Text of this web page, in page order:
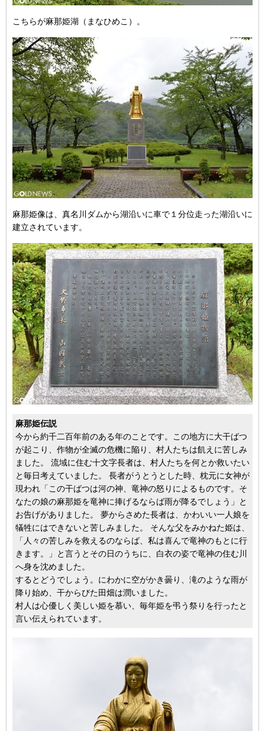
こちらが麻那姫湖（まなひめこ）。
麻那姫像は、真名川ダムから湖沿いに車で１分位走った湖沿いに
建立されています。
麻那姫伝説
今から約千二百年前のある年のことです。この地方に大干ばつ
が起こり、作物が全滅の危機に陥り、村人たちは飢えに苦しみ
ました。 流域に住む十文字長者は、村人たちを何とか救いたい
と毎日考えていました。 長者がうとうとした時、枕元に女神が
現われ「この干ばつは河の神、竜神の怒りによるものです。そ
なたの娘の麻那姫を竜神に捧げるならば雨が降るでしょう」と
お告げがありました。 夢からさめた長者は、かわいい一人娘を
犠牲にはできないと苦しみました。 そんな父をみかねた姫は、
「人々の苦しみを救えるのならば、私は喜んで竜神のもとに行
きます。」と言うとその日のうちに、白衣の姿で竜神の住む川
へ身を沈めました。
するとどうでしょう。にわかに空がかき曇り、滝のような雨が
降り始め、干からびた田畑は潤いました。
村人は心優しく美しい姫を慕い、毎年姫を弔う祭りを行ったと
言い伝えられています。